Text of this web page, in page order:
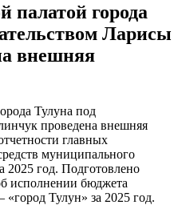
палатой города
Ларисы
внешняя
Тулуна под
проведена внешняя
главных
муниципального
2025 год. Подготовлено
исполнении бюджета
Тулун» за 2025 год.